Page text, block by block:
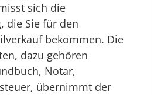
sich die
die Sie für den
bekommen. Die
dazu gehören
Notar,
übernimmt der